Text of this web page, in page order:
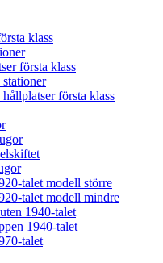
klass
första klass
stationer
första klass
talet modell större
talet modell mindre
1940-talet
1940-talet
talet